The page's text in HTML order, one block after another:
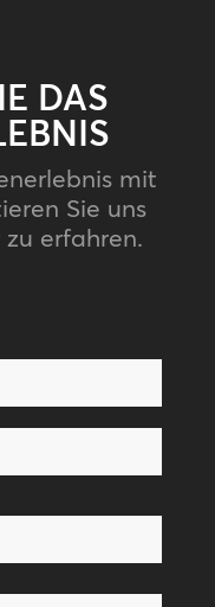
DAS
mit
Sie uns
erfahren.